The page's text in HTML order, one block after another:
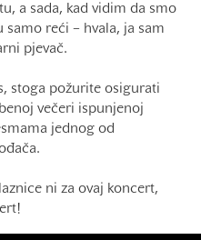
a sada, kad vidim da smo
reći – hvala, ja sam
pjevač.
stoga požurite osigurati
večeri ispunjenoj
jednog od
ni za ovaj koncert,